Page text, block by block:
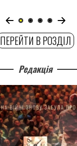
ПЕРЕЙТИ В РОЗДІЛ
Редакція